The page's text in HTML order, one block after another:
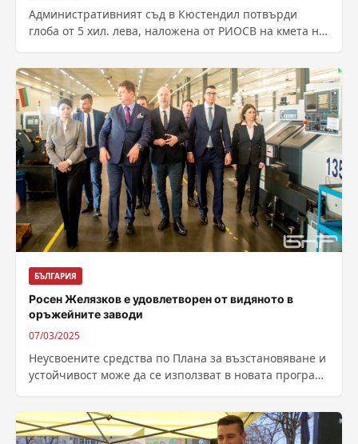
Административният съд в Кюстендил потвърди
глоба от 5 хил. лева, наложена от РИОСВ на кмета на
БЪЛГАРИЯ
Росен Желязков е удовлетворен от видяното в
оръжейните заводи
07/03/2025
Неусвоените средства по Плана за възстановяване и
устойчивост може да се използват в новата програма